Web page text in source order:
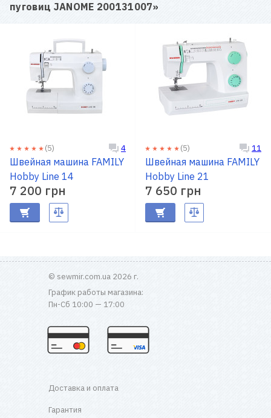
пуговиц JANOME 200131007»
(5) 4
Швейная машина FAMILY
Hobby Line 14
7 200 грн
(5) 11
Швейная машина FAMILY
Hobby Line 21
7 650 грн
© sewmir.com.ua 2026 г.
График работы магазина:
Пн-Сб 10:00 — 17:00
Доставка и оплата
Гарантия